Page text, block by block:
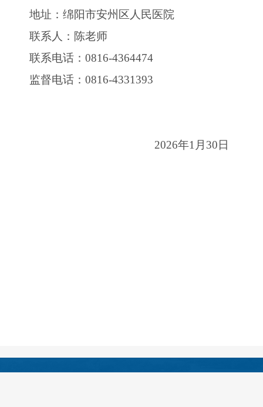
地址：绵阳市安州区人民医院
联系人： 陈老师
联系电话： 0816-4364474
监督电话： 0816-4331393
2026年1月30日